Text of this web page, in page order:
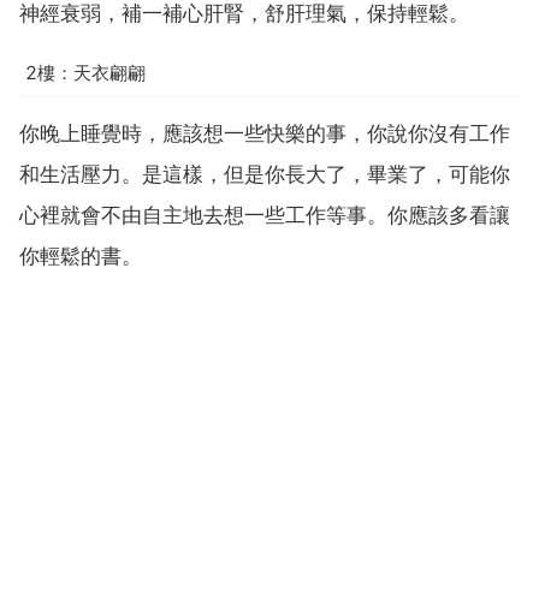
神經衰弱，補一補心肝腎，舒肝理氣，保持輕鬆。
2樓：天衣翩翩
你晚上睡覺時，應該想一些快樂的事，你說你沒有工作
和生活壓力。是這樣，但是你長大了，畢業了，可能你
心裡就會不由自主地去想一些工作等事。你應該多看讓
你輕鬆的書。